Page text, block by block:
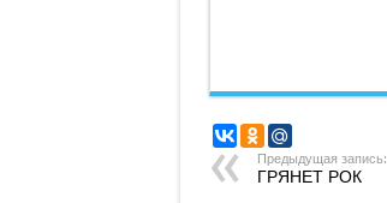
Предыдущая запись:
ГРЯНЕТ РОК